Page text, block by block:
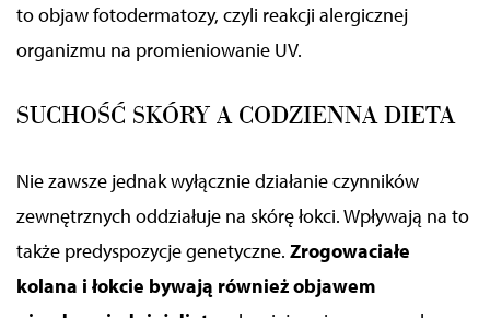
to objaw fotodermatozy, czyli reakcji alergicznej
organizmu na promieniowanie UV.
SUCHOŚĆ SKÓRY A CODZIENNA DIETA
Nie zawsze jednak wyłącznie działanie czynników
zewnętrznych oddziałuje na skórę łokci. Wpływają na to
także predyspozycje genetyczne. Zrogowaciałe
kolana i łokcie bywają również objawem